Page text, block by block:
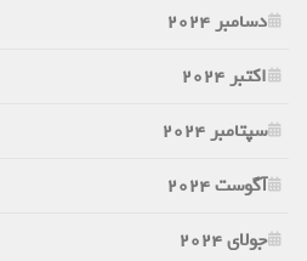
دسامبر 2024
اکتبر 2024
سپتامبر 2024
آگوست 2024
جولای 2024